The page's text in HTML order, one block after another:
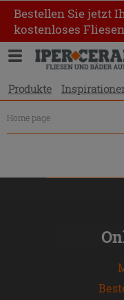
Bestellen Sie jetzt
kostenloses
Produkte
Home page
Produktverzeichnis